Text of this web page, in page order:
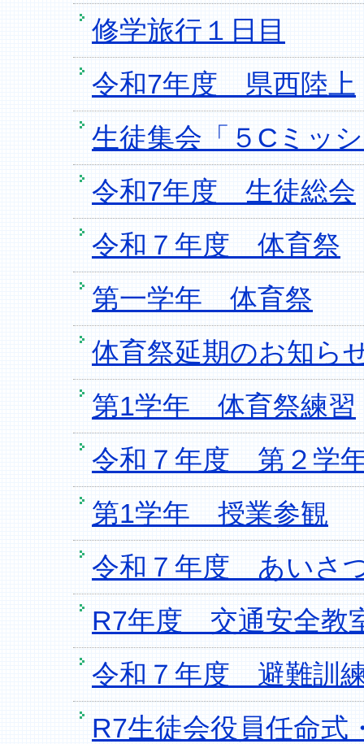
修学旅行１日目
令和7年度 県西陸上
生徒集会「５Cミッ
令和7年度 生徒総会
令和７年度 体育祭
第一学年 体育祭
体育祭延期のお知ら
第1学年 体育祭練習
令和７年度 第２学
第1学年 授業参観
令和７年度 あいさ
R7年度 交通安全教
令和７年度 避難訓
R7生徒会役員任命式